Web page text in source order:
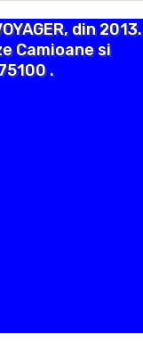
din 2013.
Camioane si
.